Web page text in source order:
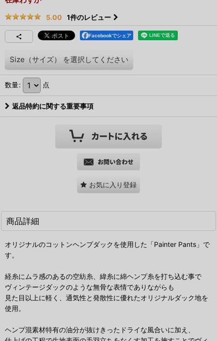
5.00 1件のレビュー
Facebookでシェア
Size（サイズ） を選択してください
数量: 点
返品特約に関する重要事項
お気に入り登録
商品詳細
オリジナルのコットンヘンプダックを使用した「Painter Pants」で
す。
経糸にムラ感のあるの空紡糸、緯糸に綿ヘンプ糸を打ち込む事で
ヴィンテージダックのような無骨な表情でありながらも
見た目以上に軽く、通気性と発散性に優れたオリジナルダック地を
使用。
ヘンプ混素材特有の油分が抜けきったドライな風合いに加え、